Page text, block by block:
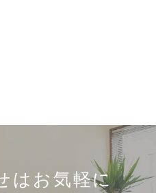
はお気軽に